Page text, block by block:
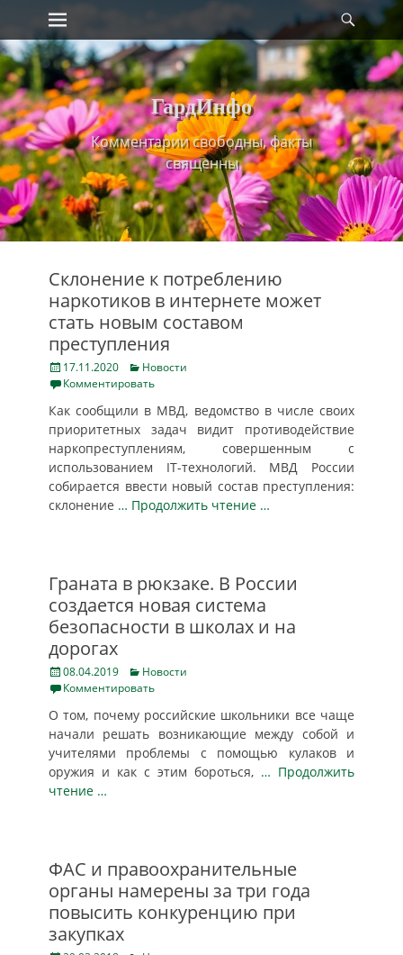
Skip
to
content
Primary Menu
ГардИнфо
Комментарии свободны, факты
священны
Склонение к потреблению
наркотиков в интернете может
стать новым составом
преступления
Posted
on
17.11.2020 Categories
Новости
Комментировать
Как сообщили в МВД, ведомство в числе своих
приоритетных задач видит противодействие
наркопреступлениям, совершенным с
использованием IT-технологий. МВД России
собирается ввести новый состав преступления:
склонение … Продолжить чтение …
Граната в рюкзаке. В России
создается новая система
безопасности в школах и на
дорогах
Posted
on
08.04.2019 Categories
Новости
Комментировать
О том, почему российские школьники все чаще
начали решать возника­ющие между собой и
учителями проблемы с помощью кулаков и
оружия и как с этим бороться, … Продолжить
чтение …
ФАС и правоохранительные
органы намерены за три года
повысить конкуренцию при
закупках